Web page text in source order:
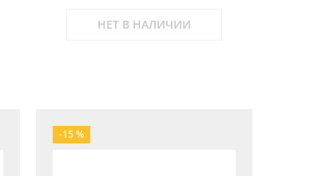
НЕТ В НАЛИЧИИ
-15 %